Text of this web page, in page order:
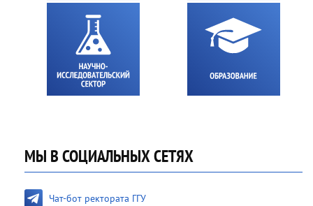
МЫ В СОЦИАЛЬНЫХ СЕТЯХ
Чат-бот ректората ГГУ